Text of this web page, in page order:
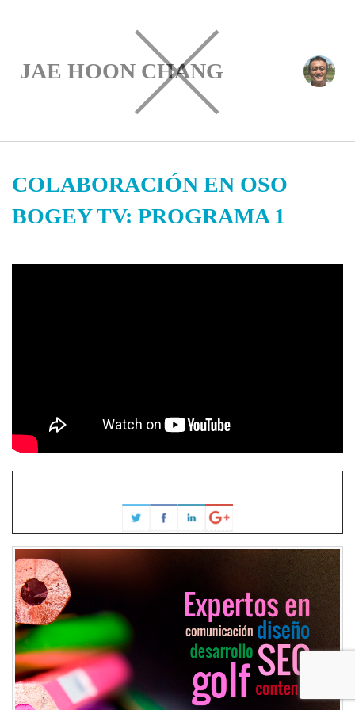
JAE HOON CHANG
Juanma Sánchez Cien por Cien Golf
COLABORACIÓN EN OSO
BOGEY TV: PROGRAMA 1